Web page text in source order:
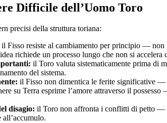
Difficile dell’Uomo Toro
precisi della struttura toriana:
il Fisso resiste al cambiamento per principio — non
richiede un processo lungo che non si accelera
il Toro valuta sistematicamente prima di
del sistema.
il Fisso non dimentica le ferite significative —
su Terra esprime l’amore attraverso il
disagio: il Toro non affronta i conflitti di petto —